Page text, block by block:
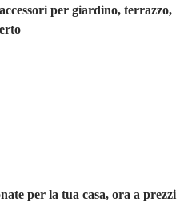
per giardino, terrazzo,
per la tua casa, ora a prezzi